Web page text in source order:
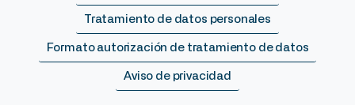
Tratamiento de datos personales
Formato autorización de tratamiento de datos
Aviso de privacidad